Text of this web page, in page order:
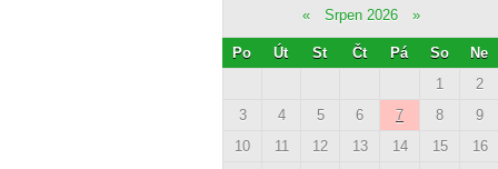
« Srpen 2026 »
Po Út St Čt Pá So
Ne
1
2
3
4 5 6 7 8
9
10
11 12 13 14 15
16